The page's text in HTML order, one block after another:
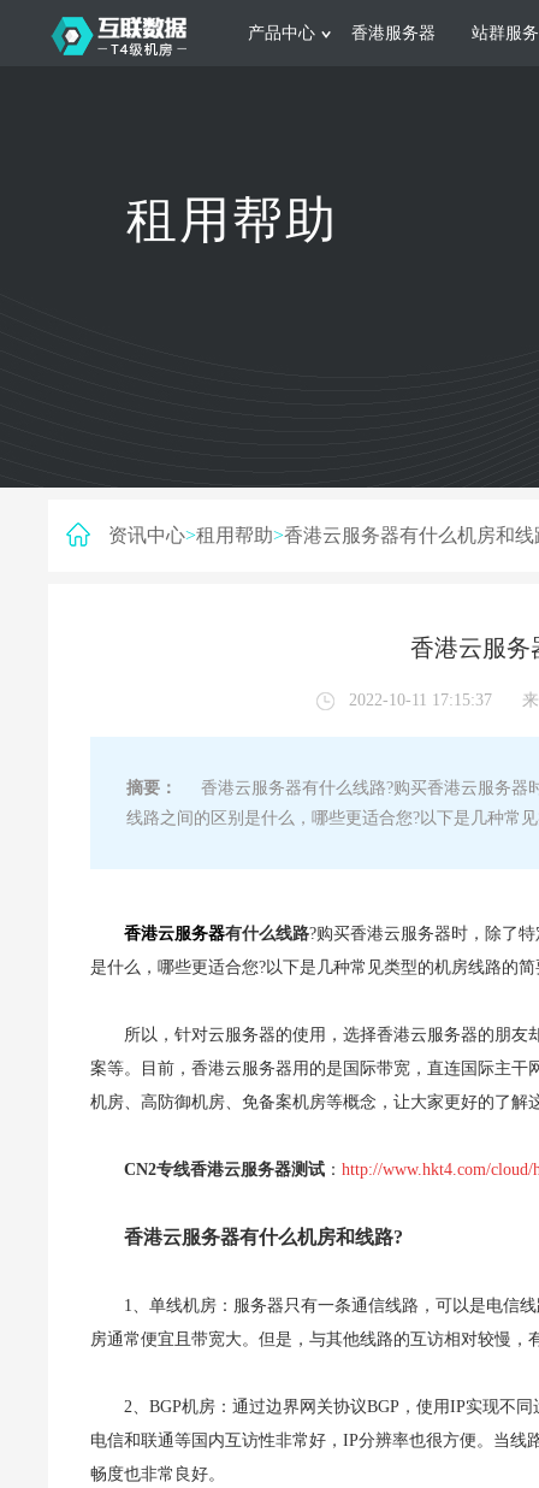
产品中心
日本服务器 新加坡服务器
香港服务器 站群服
根据不同规模的网站提供可定制化的架
构和 一站式协助租用帮助
资讯中心>租用帮助>香港云服务器有什么机房和线
香港云服务
2022-10-11 17:15:37
摘要：
香港云服务器有什么线路?购买香港云服务器
线路之间的区别是什么，哪些更适合您?以下是几种常
香港云服务器有什么线路?购买香港云服务器时，除了
是什么，哪些更适合您?以下是几种常见类型的机房线路的
所以，针对云服务器的使用，选择香港云服务器的朋友
案等。目前，香港云服务器用的是国际带宽，直连国际主
机房、高防御机房、免备案机房等概念，让大家更好的了解
CN2专线香港云服务器测试 ： http://www.hkt4.com/cloud/
香港云服务器有什么机房和线路?
1、单线机房：服务器只有一条通信线路，可以是电信
房通常便宜且带宽大。但是，与其他线路的互访相对较慢，
2、BGP机房：通过边界网关协议BGP，使用IP实现不
电信和联通等国内互访性非常好，IP分辨率也很方便。当
畅度也非常良好。